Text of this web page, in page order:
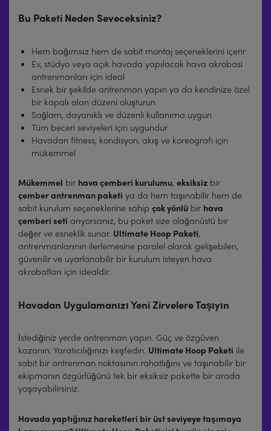
Bu Paketi Neden Seveceksiniz?
Hem bağımsız hem de sabit montaj seçeneklerini içerir
Ev, stüdyo veya açık havada yapılacak hava akrobasi
antrenmanları için ideal
Esnek bir şekilde antrenman yapın ya da kendinize özel
bir kapalı alan düzeni oluşturun
Sağlam, dayanıklı ve düzenli kullanıma uygun
Tüm beceri seviyeleri için uygundur
Havadan fitness, kondisyon, akış ve koreografi için
mükemmel
Mükemmel bir hava çemberi kurulumu, eksiksiz bir
çember antrenman paketi ya da hem taşınabilir hem de
sabit kurulum seçeneklerine sahip çok yönlü bir hava
çemberi seti arıyorsanız, bu paket size olağanüstü bir
değer ve esneklik sunar. Ultimate Hoop Paketi,
antrenmanlarının ilerlemesine paralel olarak gelişebilen,
güvenilir ve uyarlanabilir bir kurulum isteyen hava
akrobatları için idealdir.
Havadan Uygulamanızı Yeni Zirvelere Taşıyın
İstediğiniz yerde antrenman yapın. Güç ve özgüven
kazanın. Yaratıcılığınızı keşfedin. Ultimate Hoop Paketi ile
sabit bir antrenman noktasının rahatlığını ve taşınabilir bir
ekipmanın özgürlüğünü tek bir eksiksiz pakette bir arada
yaşayabilirsiniz.
Havada yaptığınız hareketleri bir üst seviyeye taşımaya